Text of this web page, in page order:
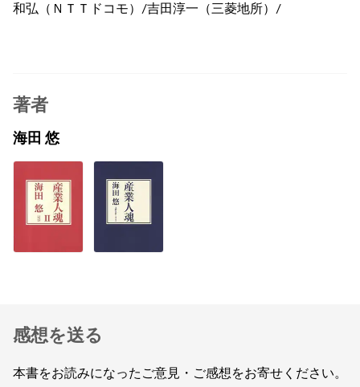
和弘（ＮＴＴドコモ）/吉田淳一（三菱地所）/
著者
海田 悠
感想を送る
本書をお読みになったご意見・ご感想をお寄せください。